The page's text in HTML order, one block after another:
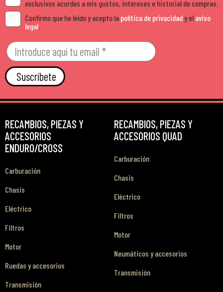
exclusivos acordes a mis gustos, intereses e historial de compras.
Confirmo que he leído y acepto la política de privacidady el aviso
legal.
Suscríbete
RECAMBIOS, PIEZAS Y
ACCESORIOS
ENDURO/CROSS
Carburación
Chasis
Eléctrico
Filtros
Motor
Ruedas y accesorios
Transmisión
RECAMBIOS, PIEZAS Y
ACCESORIOS QUAD
Carburación
Chasis
Eléctrico
Filtros
Motor
Neumáticos y accesorios
Transmisión